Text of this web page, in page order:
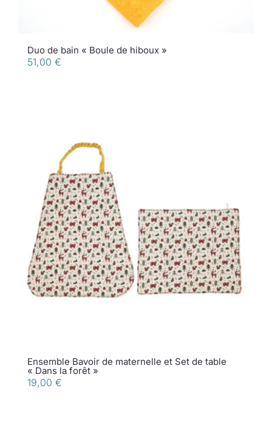
Duo de bain « Boule de hiboux »
51,00 €
Ensemble Bavoir de maternelle et Set de table
« Dans la forêt »
19,00 €